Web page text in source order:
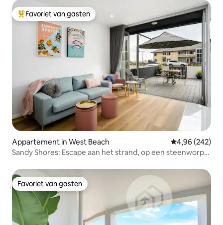
Topfavoriet van gasten
Favoriet van gasten
Appartement in West Beach Gemiddelde
4,96 (242)
Sandy Shores: Escape aan het strand, op een steenworp
Favoriet van gasten
Favoriet van gasten